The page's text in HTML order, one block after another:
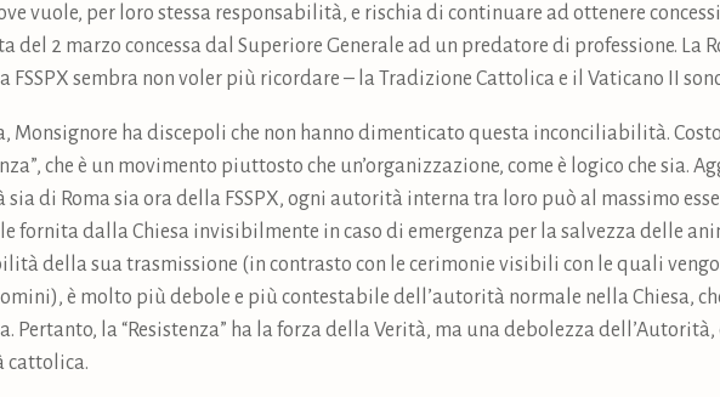
vuole, per loro stessa responsabilità, e rischia di continuare ad ottenere
del 2 marzo concessa dal Superiore Generale ad un predatore di professione. La
FSSPX sembra non voler più ricordare – la Tradizione Cattolica e il Vaticano II
Monsignore ha discepoli che non hanno dimenticato questa inconciliabilità.
che è un movimento piuttosto che un’organizzazione, come è logico che sia.
di Roma sia ora della FSSPX, ogni autorità interna tra loro può al massimo
fornita dalla Chiesa invisibilmente in caso di emergenza per la salvezza delle
della sua trasmissione (in contrasto con le cerimonie visibili con le quali
è molto più debole e più contestabile dell’autorità normale nella Chiesa,
Pertanto, la “Resistenza” ha la forza della Verità, ma una debolezza
cattolica.